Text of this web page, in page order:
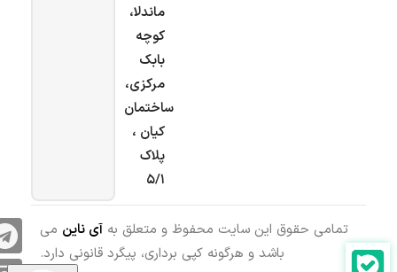
ماندلا،
کوچه
بابک
مرکزی،
ساختمان
کیان ،
پلاک
۵/۱
تمامی حقوق این سایت محفوظ و متعلق به آی ناین می
باشد و هرگونه کپی برداری، پیگرد قانونی دارد.